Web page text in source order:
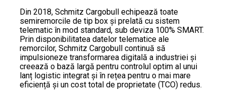
Din 2018, Schmitz Cargobull echipează toate
semiremorcile de tip box și prelată cu sistem
telematic în mod standard, sub deviza 100% SMART.
Prin disponibilitatea datelor telematice ale
remorcilor, Schmitz Cargobull continuă să
impulsioneze transformarea digitală a industriei și
creează o bază largă pentru controlul optim al unui
lanț logistic integrat și în rețea pentru o mai mare
eficiență și un cost total de proprietate (TCO) redus.